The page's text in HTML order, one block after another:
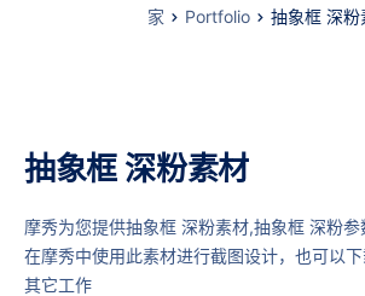
家 Portfolio 抽象框 深粉
抽象框 深粉素材
摩秀为您提供抽象框 深粉素材,抽象框 深粉
在摩秀中使用此素材进行截图设计，也可以
其它工作